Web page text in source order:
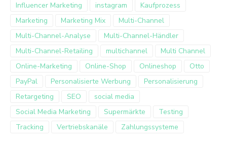
Influencer Marketing
instagram
Kaufprozess
Marketing
Marketing Mix
Multi-Channel
Multi-Channel-Analyse
Multi-Channel-Händler
Multi-Channel-Retailing
multichannel
Multi Channel
Online-Marketing
Online-Shop Onlineshop
Otto
PayPal
Personalisierte Werbung
Personalisierung
Retargeting
SEO
social media
Social Media Marketing
Supermärkte
Testing
Tracking
Vertriebskanäle Zahlungssysteme